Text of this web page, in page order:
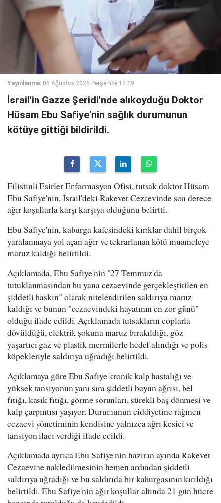
Yayınlanma: 06 Ağustos 2026 Perşembe 12:19
İsrail'in Gazze Şeridi'nde alıkoyduğu Doktor
Hüsam Ebu Safiye'nin sağlık durumunun
kötüye gittiği bildirildi.
Filistinli Esirler Enformasyon Ofisi, tutsak doktor Hüsam
Ebu Safiye'nin, İsrail'deki Rakevet Cezaevinde son derece
ağır koşullarla karşı karşıya olduğunu belirtti.
Ebu Safiye'nin, kaburga kafesindeki kırıklar dahil birçok
yaralanmaya yol açan ağır ve tekrarlanan kötü muameleye
maruz kaldığı belirtildi.
Açıklamada, Ebu Safiye'nin "27 Temmuz'da
tutuklanmasından bu yana cezaevinde gerçekleştirilen en
şiddetli baskın" olarak nitelendirilen saldırıya maruz
kaldığı ve bunun "cezaevindeki hayatının en zor günü"
olduğu ifade edildi. Açıklamada tutsakların coplarla
dövüldüğü, elektrik şokuna maruz bırakıldığı, göz
yaşartıcı gaz ve plastik mermilerle hedef alındığı ve polis
köpekleriyle saldırıya uğradığı belirtildi.
Açıklamaya göre Ebu Safiye kronik kalp hastalığı ve
yüksek tansiyonun yanı sıra şiddetli boyun ağrısı, bel
fıtığı, kasık fıtığı, görme sorunları, sürekli baş dönmesi ve
kalp çarpıntısı yaşıyor. Durumunun ciddiyetine rağmen
cezaevi yönetiminin kendisine yalnızca ağrı kesici ve
tansiyon ilacı verdiği ifade edildi.
Açıklamada ayrıca Ebu Safiye'nin haziran ayında Rakevet
Cezaevine nakledilmesinin hemen ardından şiddetli
saldırıya uğradığı ve bu saldırıda bir kaburgasının kırıldığı
belirtildi. Ebu Safiye'nin ağır koşullar altında 21 gün hücre